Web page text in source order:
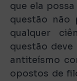
que ela
questão não
qualquer
questão
antiteísmo
opostos de